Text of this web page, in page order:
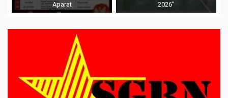
Aparat
2026”